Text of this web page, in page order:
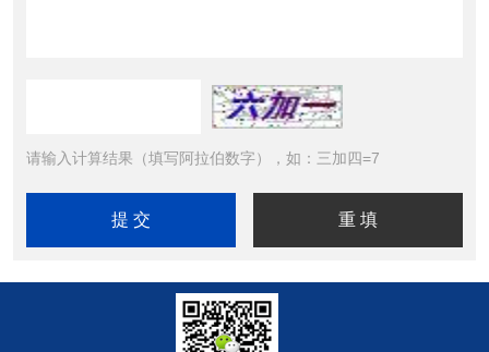
请输入计算结果（填写阿拉伯数字），如：三加四=7